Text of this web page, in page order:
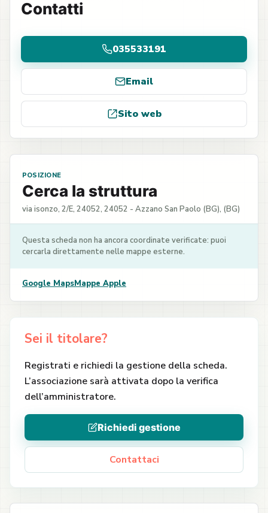
Contatti
035533191
Email
Sito web
POSIZIONE
Cerca la struttura
via isonzo, 2/E, 24052, 24052 - Azzano San Paolo (BG), (BG)
Questa scheda non ha ancora coordinate verificate: puoi
cercarla direttamente nelle mappe esterne.
Google MapsMappe Apple
Sei il titolare?
Registrati e richiedi la gestione della scheda.
L’associazione sarà attivata dopo la verifica
dell’amministratore.
Richiedi gestione
Contattaci